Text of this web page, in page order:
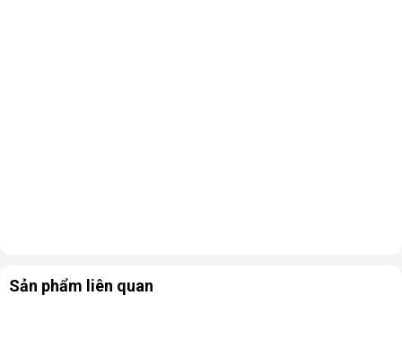
Sản phẩm liên quan